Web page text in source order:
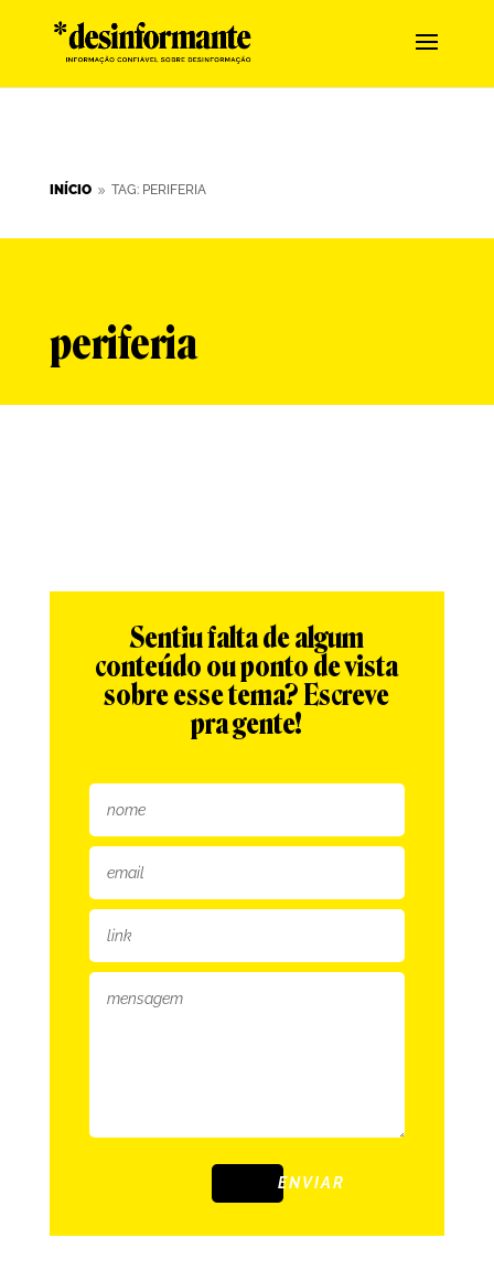
INÍCIO 9 TAG: PERIFERIA
periferia
Sentiu falta de algum
conteúdo ou ponto de vista
sobre esse tema? Escreve
pra gente!
ENVIAR